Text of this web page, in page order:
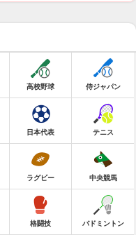
高校野球 侍ジャパン
日本代表 テニス
ラグビー 中央競馬
格闘技 バドミントン